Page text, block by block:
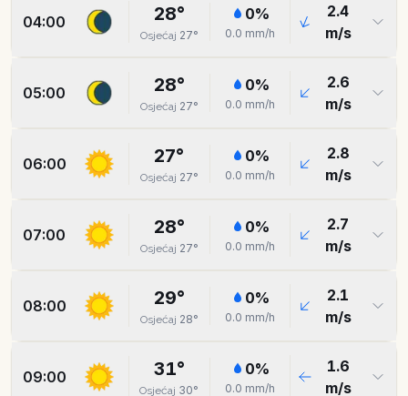
04:00 28°
Osjećaj 27°
0%
0.0 mm/h
2.4
m/s
05:00 28°
Osjećaj 27°
0%
0.0 mm/h
2.6
m/s
06:00 27°
Osjećaj 27°
0%
0.0 mm/h
2.8
m/s
07:00 28°
Osjećaj 27°
0%
0.0 mm/h
2.7
m/s
08:00 29°
Osjećaj 28°
0%
0.0 mm/h
2.1
m/s
09:00 31°
Osjećaj 30°
0%
0.0 mm/h
1.6
m/s